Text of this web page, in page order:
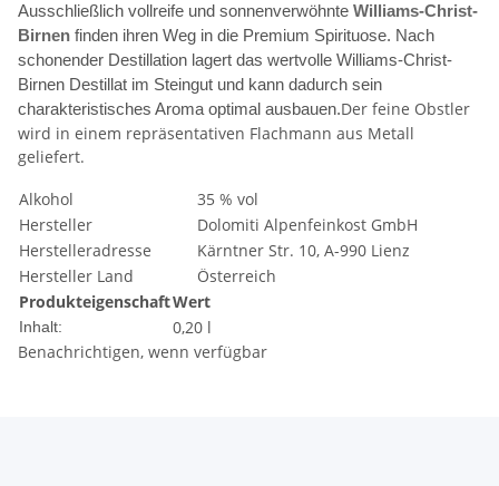
Ausschließlich vollreife und sonnenverwöhnte Williams-Christ-
Birnen finden ihren Weg in die Premium Spirituose. Nach
schonender Destillation lagert das wertvolle Williams-Christ-
Birnen Destillat im Steingut und kann dadurch sein
charakteristisches Aroma optimal ausbauen.Der feine Obstler
wird in einem repräsentativen Flachmann aus Metall
geliefert.
Alkohol
35 % vol
Hersteller
Dolomiti Alpenfeinkost GmbH
Herstelleradresse
Kärntner Str. 10, A-990 Lienz
Hersteller Land
Österreich
ProdukteigenschaftWert
Inhalt:
0,20 l
Benachrichtigen, wenn verfügbar